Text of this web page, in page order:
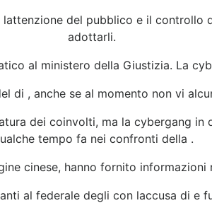
del pubblico e il controllo
adottarli.
al ministero della Giustizia. La
di , anche se al momento non vi
dei coinvolti, ma la cybergang
tempo fa nei confronti della .
cinese, hanno fornito informazioni
al federale degli con laccusa di